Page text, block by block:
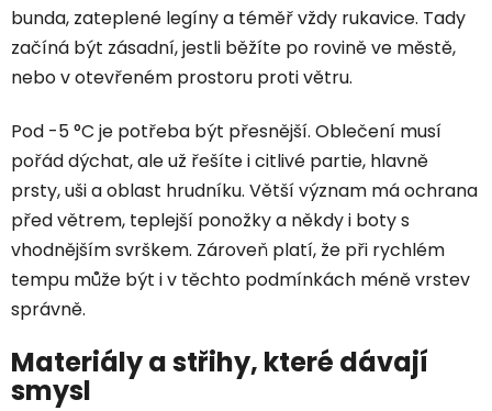
bunda, zateplené legíny a téměř vždy rukavice. Tady
začíná být zásadní, jestli běžíte po rovině ve městě,
nebo v otevřeném prostoru proti větru.
Pod -5 °C je potřeba být přesnější. Oblečení musí
pořád dýchat, ale už řešíte i citlivé partie, hlavně
prsty, uši a oblast hrudníku. Větší význam má ochrana
před větrem, teplejší ponožky a někdy i boty s
vhodnějším svrškem. Zároveň platí, že při rychlém
tempu může být i v těchto podmínkách méně vrstev
správně.
Materiály a střihy, které dávají
smysl